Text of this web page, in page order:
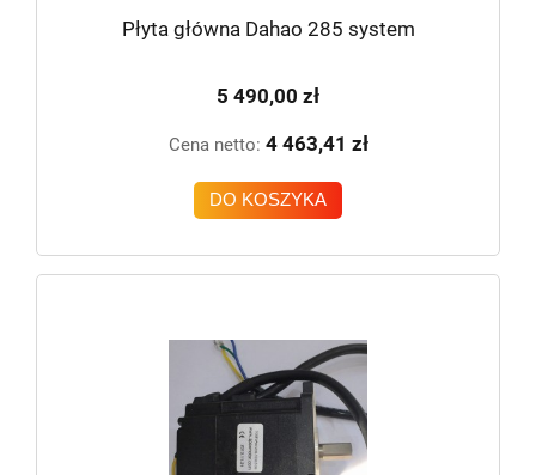
Płyta główna Dahao 285 system
5 490,00 zł
Cena netto: 4 463,41 zł
DO KOSZYKA